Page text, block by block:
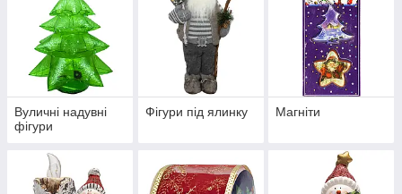
Вуличні надувні
фігури
Фігури під ялинку Магніти